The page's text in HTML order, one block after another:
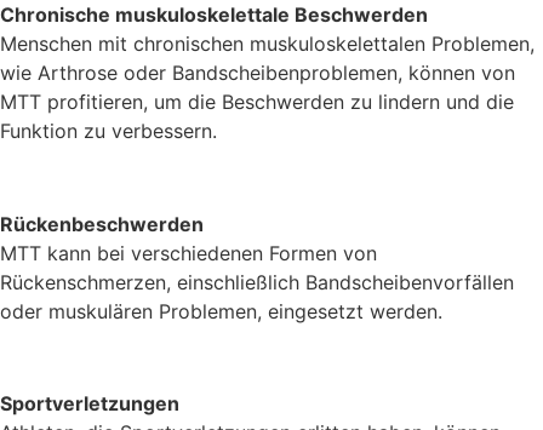
Chronische muskuloskelettale Beschwerden
Menschen mit chronischen muskuloskelettalen Problemen,
wie Arthrose oder Bandscheibenproblemen, können von
MTT profitieren, um die Beschwerden zu lindern und die
Funktion zu verbessern.
Rückenbeschwerden
MTT kann bei verschiedenen Formen von
Rückenschmerzen, einschließlich Bandscheibenvorfällen
oder muskulären Problemen, eingesetzt werden.
Sportverletzungen